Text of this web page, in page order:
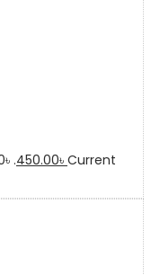
.450.00৳ Current